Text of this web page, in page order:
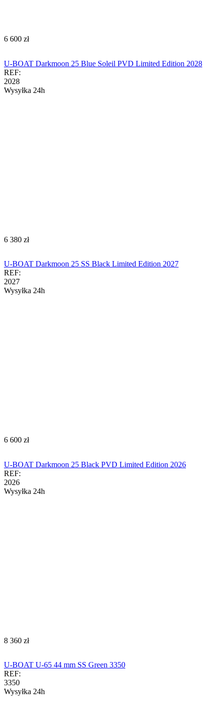
‍6 600‍ zł
U-BOAT Darkmoon 25 Blue Soleil PVD Limited Edition 2028
REF:
2028
Wysyłka 24h
‍6 380‍ zł
U-BOAT Darkmoon 25 SS Black Limited Edition 2027
REF:
2027
Wysyłka 24h
‍6 600‍ zł
U-BOAT Darkmoon 25 Black PVD Limited Edition 2026
REF:
2026
Wysyłka 24h
‍8 360‍ zł
U-BOAT U-65 44 mm SS Green 3350
REF:
3350
Wysyłka 24h